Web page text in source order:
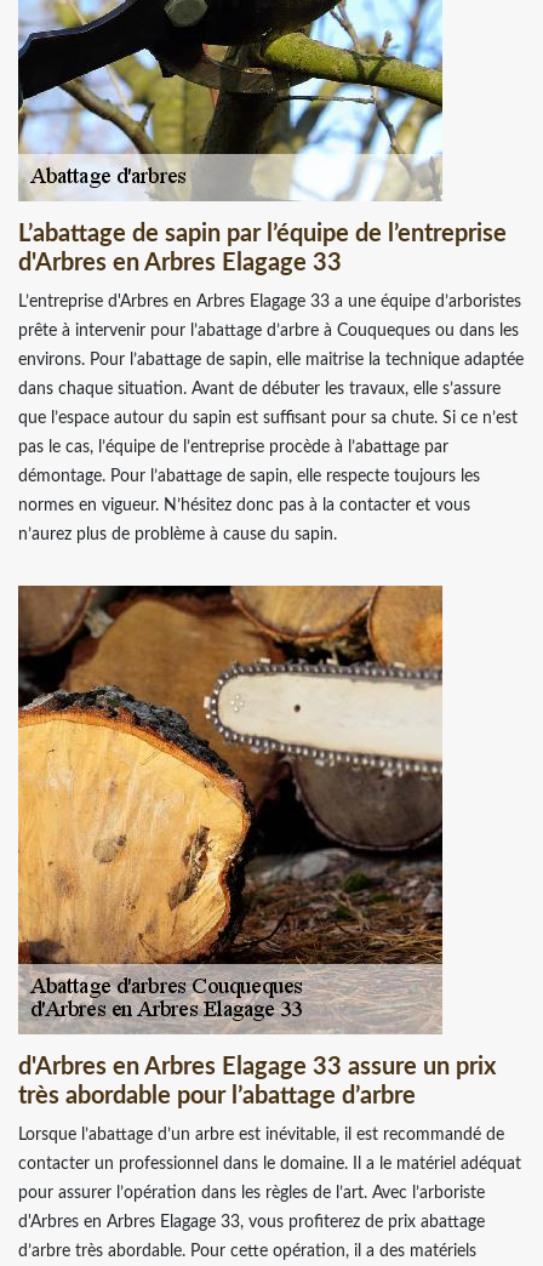
L’abattage de sapin par l’équipe de l’entreprise
d'Arbres en Arbres Elagage 33
L’entreprise d'Arbres en Arbres Elagage 33 a une équipe d’arboristes
prête à intervenir pour l’abattage d’arbre à Couqueques ou dans les
environs. Pour l’abattage de sapin, elle maitrise la technique adaptée
dans chaque situation. Avant de débuter les travaux, elle s’assure
que l’espace autour du sapin est suffisant pour sa chute. Si ce n’est
pas le cas, l’équipe de l’entreprise procède à l’abattage par
démontage. Pour l’abattage de sapin, elle respecte toujours les
normes en vigueur. N’hésitez donc pas à la contacter et vous
n’aurez plus de problème à cause du sapin.
d'Arbres en Arbres Elagage 33 assure un prix
très abordable pour l’abattage d’arbre
Lorsque l’abattage d’un arbre est inévitable, il est recommandé de
contacter un professionnel dans le domaine. Il a le matériel adéquat
pour assurer l’opération dans les règles de l’art. Avec l’arboriste
d'Arbres en Arbres Elagage 33, vous profiterez de prix abattage
d’arbre très abordable. Pour cette opération, il a des matériels